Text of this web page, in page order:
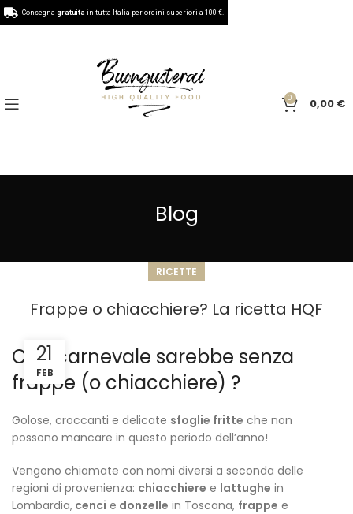
0 0,00 €
Blog
RICETTE
Frappe o chiacchiere? La ricetta HQF
21
FEB
Che carnevale sarebbe senza
frappe (o chiacchiere) ?
Golose, croccanti e delicate sfoglie fritte che non
possono mancare in questo periodo dell’anno!
Vengono chiamate con nomi diversi a seconda delle
regioni di provenienza: chiacchiere e lattughe in
Lombardia, cenci e donzelle in Toscana, frappe e
Consegna gratuita in tutta Italia per ordini superiori a 100 €.